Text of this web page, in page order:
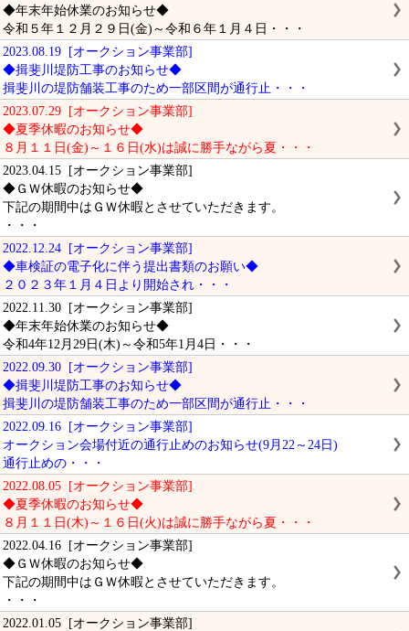
◆年末年始休業のお知らせ◆
令和５年１２月２９日(金)～令和６年１月４日・・・
2023.08.19 [オークション事業部]
◆揖斐川堤防工事のお知らせ◆
揖斐川の堤防舗装工事のため一部区間が通行止・・・
2023.07.29 [オークション事業部]
◆夏季休暇のお知らせ◆
８月１１日(金)～１６日(水)は誠に勝手ながら夏・・・
2023.04.15 [オークション事業部]
◆ＧＷ休暇のお知らせ◆
下記の期間中はＧＷ休暇とさせていただきます。
・・・
2022.12.24 [オークション事業部]
◆車検証の電子化に伴う提出書類のお願い◆
２０２３年１月４日より開始され・・・
2022.11.30 [オークション事業部]
◆年末年始休業のお知らせ◆
令和4年12月29日(木)～令和5年1月4日・・・
2022.09.30 [オークション事業部]
◆揖斐川堤防工事のお知らせ◆
揖斐川の堤防舗装工事のため一部区間が通行止・・・
2022.09.16 [オークション事業部]
オークション会場付近の通行止めのお知らせ(9月22～24日)
通行止めの・・・
2022.08.05 [オークション事業部]
◆夏季休暇のお知らせ◆
８月１１日(木)～１６日(火)は誠に勝手ながら夏・・・
2022.04.16 [オークション事業部]
◆ＧＷ休暇のお知らせ◆
下記の期間中はＧＷ休暇とさせていただきます。
・・・
2022.01.05 [オークション事業部]